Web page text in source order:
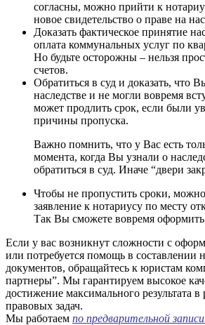
согласны, можно прийти к
новое свидетельство о праве на
Доказать фактическое принятие
оплата коммунальных услуг по
Но будьте осторожны – нельзя
счетов.
Обратиться в суд и доказать, что
наследстве и не могли вовремя
может продлить срок, если были
причины пропуска.
Важно помнить, что у Вас есть
момента, когда Вы узнали о
обратиться в суд. Иначе “двери
Чтобы не пропустить сроки,
заявление к нотариусу по месту
Так Вы сможете вовремя оформить
Если у вас возникнут сложности с
или потребуется помощь в составлении
документов, обращайтесь к юристам
партнеры”. Мы гарантируем высокое
достижение максимального результата
правовых задач.
Мы работаем по предварительной